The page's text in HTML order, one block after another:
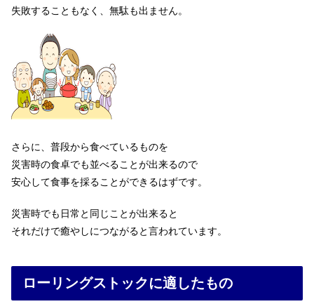
失敗することもなく、無駄も出ません。
さらに、普段から食べているものを
災害時の食卓でも並べることが出来るので
安心して食事を採ることができるはずです。
災害時でも日常と同じことが出来ると
それだけで癒やしにつながると言われています。
ローリングストックに適したもの